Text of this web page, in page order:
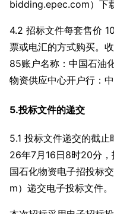
bidding.epec.com）下
4.2 招标文件每套售价
票或电汇的方式购买。
85账户名称：中国石油
物资供应中心开户行：
5.投标文件的递交
5.1 投标文件递交的截
26年7月16日8时20分
国石化物资电子招投标
m）递交电子投标文件。